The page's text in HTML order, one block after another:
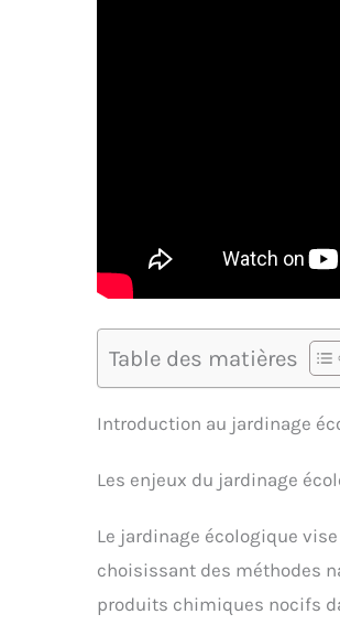
Table des matières
Introduction au jardinage
Les enjeux du jardinage
Le jardinage écologique
choisissant des méthodes
produits chimiques nocifs